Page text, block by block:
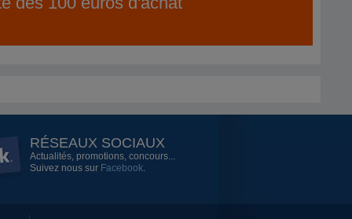
RÉSEAUX SOCIAUX
Actualités, promotions, concours...
Suivez nous sur Facebook.